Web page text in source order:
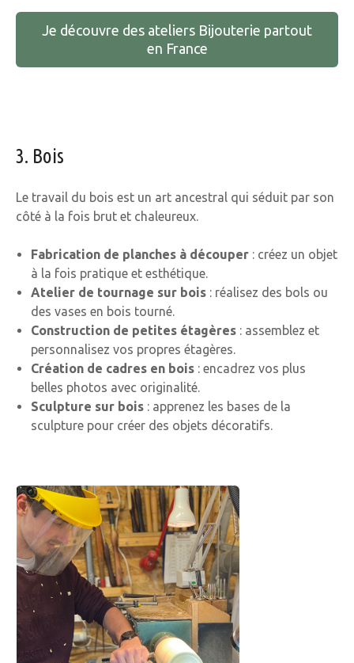
Je découvre des ateliers Bijouterie partout
en France
3. Bois
Le travail du bois est un art ancestral qui séduit par son
côté à la fois brut et chaleureux.
Fabrication de planches à découper : créez un objet
à la fois pratique et esthétique.
Atelier de tournage sur bois : réalisez des bols ou
des vases en bois tourné.
Construction de petites étagères : assemblez et
personnalisez vos propres étagères.
Création de cadres en bois : encadrez vos plus
belles photos avec originalité.
Sculpture sur bois : apprenez les bases de la
sculpture pour créer des objets décoratifs.